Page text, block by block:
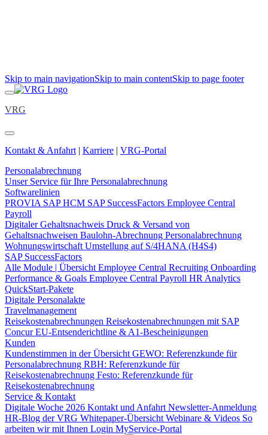
Skip to main navigationSkip to main contentSkip to page footer
VRG
Kontakt & Anfahrt | Karriere | VRG-Portal
Personalabrechnung
Unser Service für Ihre Personalabrechnung
Softwarelinien
PROVIA SAP HCM SAP SuccessFactors Employee Central
Payroll
Digitaler Gehaltsnachweis Druck & Versand von
Gehaltsnachweisen Baulohn-Abrechnung Personalabrechnung
Wohnungswirtschaft Umstellung auf S/4HANA (H4S4)
SAP SuccessFactors
Alle Module | Übersicht Employee Central Recruiting Onboarding
Performance & Goals Employee Central Payroll HR Analytics
QuickStart-Pakete
Digitale Personalakte
Travelmanagement
Reisekostenabrechnungen Reisekostenabrechnungen mit SAP
ConcurEU-Entsenderichtline & A1-Bescheinigungen
Kunden
Kundenstimmen in der Übersicht GEWO: Referenzkunde für
Personalabrechnung RBH: Referenzkunde für
Reisekostenabrechnung Festo: Referenzkunde für
Reisekostenabrechnung
Service & Kontakt
Digitale Woche 2026 Kontakt und Anfahrt Newsletter-Anmeldung
HR-Blog der VRG Whitepaper-Übersicht Webinare & Videos So
arbeiten wir mit Ihnen Login MyService-Portal